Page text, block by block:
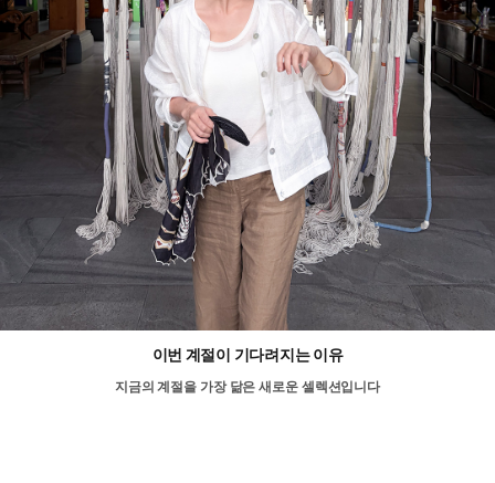
이번 계절이 기다려지는 이유
지금의 계절을 가장 닮은 새로운 셀렉션입니다